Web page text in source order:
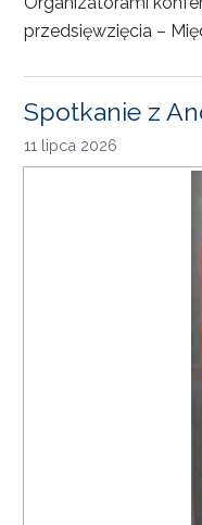
przedsięwzięcia –
Spotkanie z
11 lipca 2026